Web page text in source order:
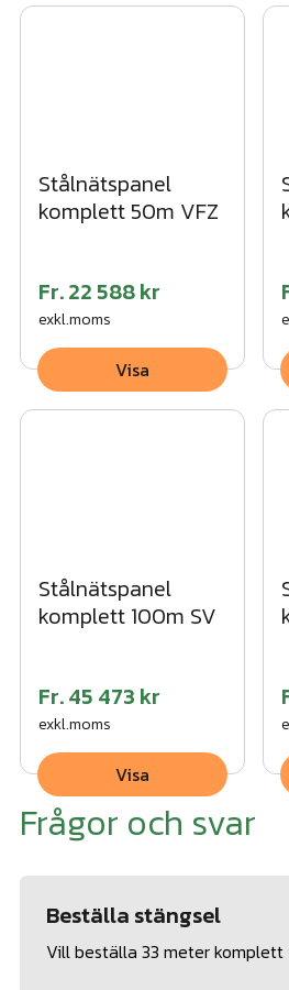
Stålnätspanel
komplett 50m VFZ
Fr.22 588 kr
exkl.moms
Visa
Stålnätspanel
komplett 100m SV
Fr.45 473 kr
exkl.moms
Visa
Frågor och svar
Beställa stängsel
Vill beställa 33 meter